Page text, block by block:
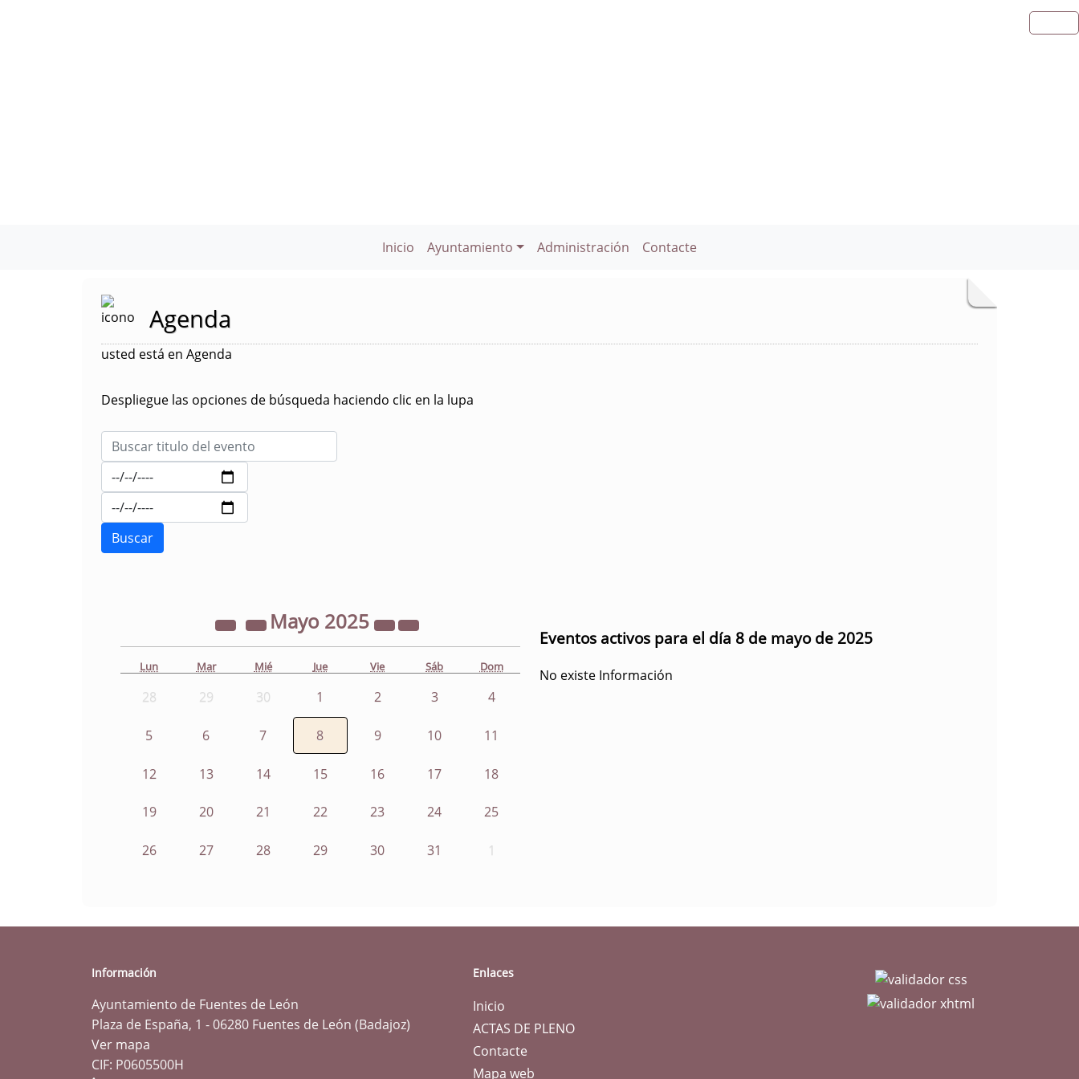
Inicio Ayuntamiento Administración Contacte
Agenda
usted está en Agenda
Despliegue las opciones de búsqueda haciendo clic en la lupa
Mayo 2025
Lun Mar Mié Jue Vie Sáb Dom
28 29 30 1 2 3 4
5 6 7 8 9 10 11
12 13 14 15 16 17 18
19 20 21 22 23 24 25
26 27 28 29 30 31 1
Eventos activos para el día 8 de mayo de 2025
No existe Información
Información
Ayuntamiento de Fuentes de León
Plaza de España, 1 - 06280 Fuentes de León (Badajoz)
Ver mapa
CIF: P0605500H
Enlaces
Inicio
ACTAS DE PLENO
Contacte
Mapa web